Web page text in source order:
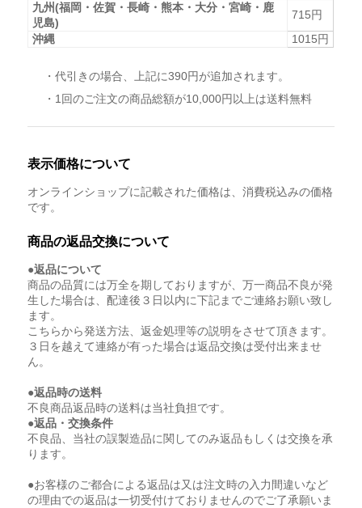
九州(福岡・佐賀・長崎・熊本・大分・宮崎・鹿
児島)
715円
沖縄
1015円
・代引きの場合、上記に390円が追加されます。
・1回のご注文の商品総額が10,000円以上は送料無料
表示価格について
オンラインショップに記載された価格は、消費税込みの価格
です。
商品の返品交換について
●返品について
商品の品質には万全を期しておりますが、万一商品不良が発
生した場合は、配達後３日以内に下記までご連絡お願い致し
ます。
こちらから発送方法、返金処理等の説明をさせて頂きます。
３日を越えて連絡が有った場合は返品交換は受付出来ませ
ん。
●返品時の送料
不良商品返品時の送料は当社負担です。
●返品・交換条件
不良品、当社の誤製造品に関してのみ返品もしくは交換を承
ります。
●お客様のご都合による返品は又は注文時の入力間違いなど
の理由での返品は一切受付けておりませんのでご了承願いま